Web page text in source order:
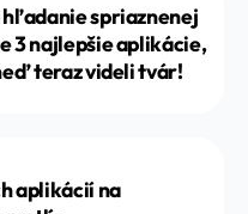
spriaznenej
3 najlepšie aplikácie,
teraz videli tvár!
aplikácií na